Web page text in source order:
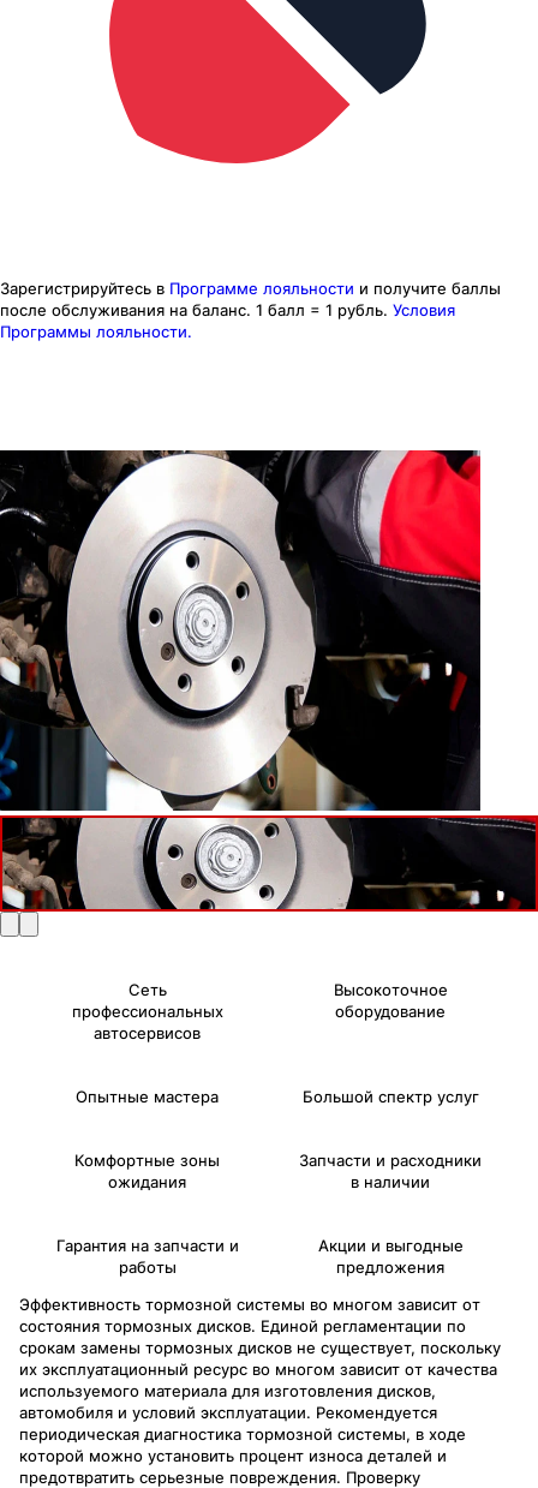
Зарегистрируйтесь в Программе лояльности и получите баллы
после обслуживания на баланс. 1 балл = 1 рубль. Условия
Программы лояльности.
Сеть
профессиональных
автосервисов
Высокоточное
оборудование
Опытные мастера Большой спектр услуг
Комфортные зоны
ожидания
Запчасти и расходники
в наличии
Гарантия на запчасти и
работы
Акции и выгодные
предложения
Эффективность тормозной системы во многом зависит от
состояния тормозных дисков. Единой регламентации по
срокам замены тормозных дисков не существует, поскольку
их эксплуатационный ресурс во многом зависит от качества
используемого материала для изготовления дисков,
автомобиля и условий эксплуатации. Рекомендуется
периодическая диагностика тормозной системы, в ходе
которой можно установить процент износа деталей и
предотвратить серьезные повреждения. Проверку